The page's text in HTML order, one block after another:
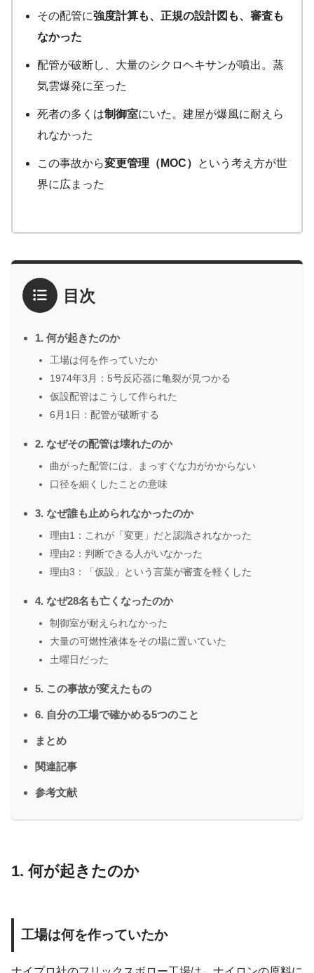
その配管に強度計算も、正規の設計図も、審査も
なかった
配管が破断し、大量のシクロヘキサンが噴出。蒸
気雲爆発に至った
死者の多くは制御室にいた。建屋が爆風に耐えら
れなかった
この事故から変更管理（MOC）
という考え方が世
界に広まった
目次
1. 何が起きたのか
工場は何を作っていたか
1974年3月：5号反応器に亀裂が見つかる
仮設配管はこうして作られた
6月1日：配管が破断する
2. なぜその配管は壊れたのか
曲がった配管には、まっすぐな力がかからない
口径を細くしたことの意味
3. なぜ誰も止められなかったのか
理由1：これが「変更」だと認識されなかった
理由2：判断できる人がいなかった
理由3：「仮設」という言葉が審査を軽くした
4. なぜ28名も亡くなったのか
制御室が耐えられなかった
大量の可燃性液体をその場に置いていた
土曜日だった
5. この事故が変えたもの
6. 自分の工場で確かめる5つのこと
まとめ
関連記事
参考文献
1. 何が起きたのか
工場は何を作っていたか